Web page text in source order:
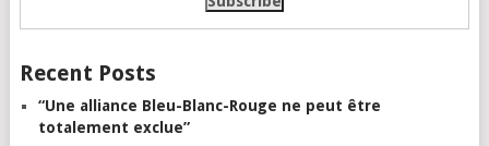
Recent Posts
“Une alliance Bleu-Blanc-Rouge ne peut être
totalement exclue”